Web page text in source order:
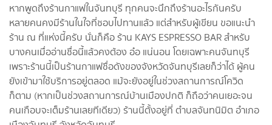
หากพูดถึงร้านกาแฟในจันทบุรี ทุกคนจะนึกถึงร้านอะไรกันครับ
หลายคนคงมีร้านในใจที่ชอบไปทานแล้ว แต่สำหรับผู้เขียน ขอแนะนำ
ร้าน ณ ที่แห่งนี้ครับ นั่นก็คือ ร้าน KAYS ESPRESSO BAR สำหรับ
บางคนเมื่ออ่านชื่อนี้แล้วคงต้อง อ๋อ แน่นอน โดยเฉพาะคนจันทบุรี
เพราะร้านนี้เป็นร้านกาแฟชื่อดังของจังหวัดจันทบุรีเลยก็ว่าได้ ผู้คน
ยังเข้ามาใช้บริการอยู่ตลอด แม้จะยังอยู่ในช่วงสถานการณ์โควิด
ก็ตาม (หากเป็นช่วงสถานการณ์บ้านเมืองปกติ ก็ถือว่าคนเยอะจน
คนเกือบจะเต็มร้านเลยทีเดียว) ร้านนี้ตั้งอยู่ที่ ตำบลจันทนิมิต อำเภอ